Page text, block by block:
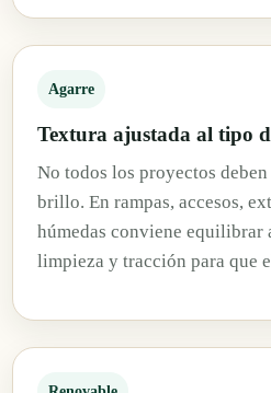
Agarre
Textura ajustada al tipo
No todos los proyectos
brillo. En rampas, accesos,
húmedas conviene equilibrar
limpieza y tracción para que